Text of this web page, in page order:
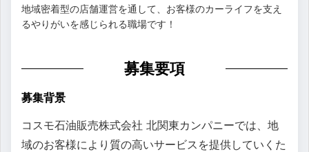
地域密着型の店舗運営を通して、お客様のカーライフを支え
るやりがいを感じられる職場です！
募集要項
募集背景
コスモ石油販売株式会社 北関東カンパニーでは、地
域のお客様により質の高いサービスを提供していくた